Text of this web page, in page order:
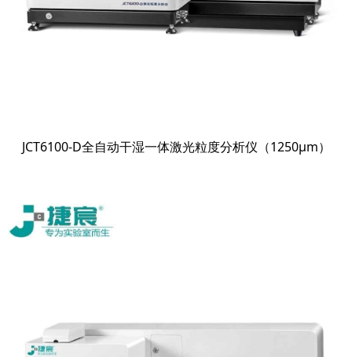
JCT6100-D全自动干湿一体激光粒度分析仪（1250μm）